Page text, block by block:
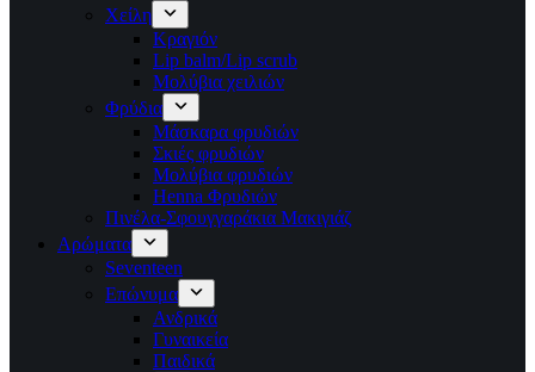
Χείλη
Κραγιόν
Lip balm/Lip scrub
Μολύβια χειλιών
Φρύδια
Μάσκαρα φρυδιών
Σκιές φρυδιών
Μολύβια φρυδιών
Henna Φρυδιών
Πινέλα-Σφουγγαράκια Μακιγιάζ
Αρώματα
Seventeen
Επώνυμα
Ανδρικά
Γυναικεία
Παιδικά